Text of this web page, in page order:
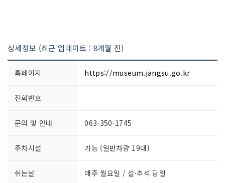
상세정보 (최근 업데이트 : 8개월 전)
홈페이지 https://museum.jangsu.go.kr
전화번호
문의 및 안내 063-350-1745
주차시설 가능 (일반차량 19대)
쉬는날 매주 월요일 / 설·추석 당일